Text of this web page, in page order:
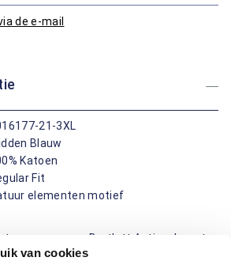
van cookies
de e-mail
21-3XL
Blauw
Katoen
Fit
elementen motief
mouwen van Bartlett Active draagt
uit. De button-downboord houdt de